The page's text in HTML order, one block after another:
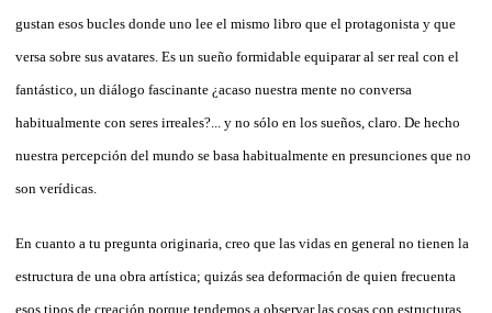
gustan esos bucles donde uno lee el mismo libro que el protagonista y que
versa sobre sus avatares. Es un sueño formidable equiparar al ser real con el
fantástico, un diálogo fascinante ¿acaso nuestra mente no conversa
habitualmente con seres irreales?... y no sólo en los sueños, claro. De hecho
nuestra percepción del mundo se basa habitualmente en presunciones que no
son verídicas.
En cuanto a tu pregunta originaria, creo que las vidas en general no tienen la
estructura de una obra artística; quizás sea deformación de quien frecuenta
esos tipos de creación porque tendemos a observar las cosas con estructuras